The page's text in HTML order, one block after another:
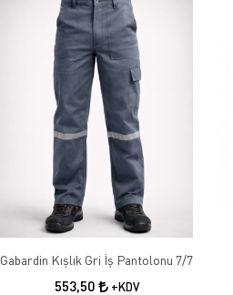
Gabardin Kışlık Gri İş Pantolonu 7/7
553,50 +KDV